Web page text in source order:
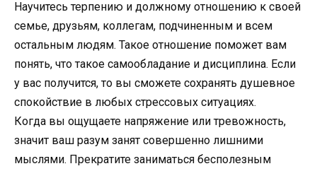
Научитесь терпению и должному отношению к своей
семье, друзьям, коллегам, подчиненным и всем
остальным людям. Такое отношение поможет вам
понять, что такое самообладание и дисциплина. Если
у вас получится, то вы сможете сохранять душевное
спокойствие в любых стрессовых ситуациях.
Когда вы ощущаете напряжение или тревожность,
значит ваш разум занят совершенно лишними
мыслями. Прекратите заниматься бесполезным